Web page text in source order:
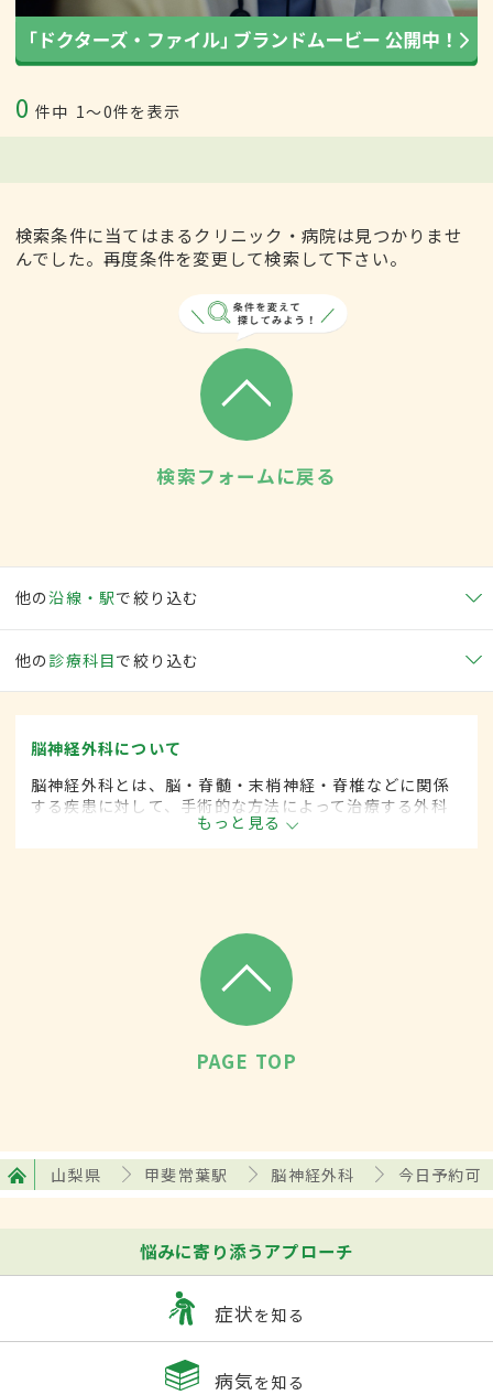
0 件中 1〜0件を表示
検索条件に当てはまるクリニック・病院は見つかりませ
んでした。再度条件を変更して検索して下さい。
検索フォームに戻る
他の沿線・駅で絞り込む
他の 診療科目で絞り込む
脳神経外科について
脳神経外科とは、脳・脊髄・末梢神経・脊椎などに関係
する疾患に対して、手術的な方法によって治療する外科
もっと見る
PAGE TOP
山梨県 甲斐常葉駅 脳神経外科 今日予約可
悩みに寄り添うアプローチ
症状を知る
病気を知る